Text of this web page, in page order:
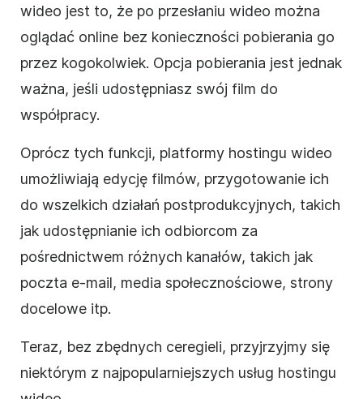
wideo jest to, że po przesłaniu wideo można
oglądać online bez konieczności pobierania go
przez kogokolwiek. Opcja pobierania jest jednak
ważna, jeśli udostępniasz swój film do
współpracy.
Oprócz tych funkcji, platformy hostingu wideo
umożliwiają edycję filmów, przygotowanie ich
do wszelkich działań postprodukcyjnych, takich
jak udostępnianie ich odbiorcom za
pośrednictwem różnych kanałów, takich jak
poczta e-mail, media społecznościowe, strony
docelowe itp.
Teraz, bez zbędnych ceregieli, przyjrzyjmy się
niektórym z najpopularniejszych usług hostingu